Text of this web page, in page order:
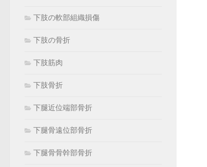
下肢の軟部組織損傷
下肢の骨折
下肢筋肉
下肢骨折
下腿近位端部骨折
下腿骨遠位部骨折
下腿骨骨幹部骨折